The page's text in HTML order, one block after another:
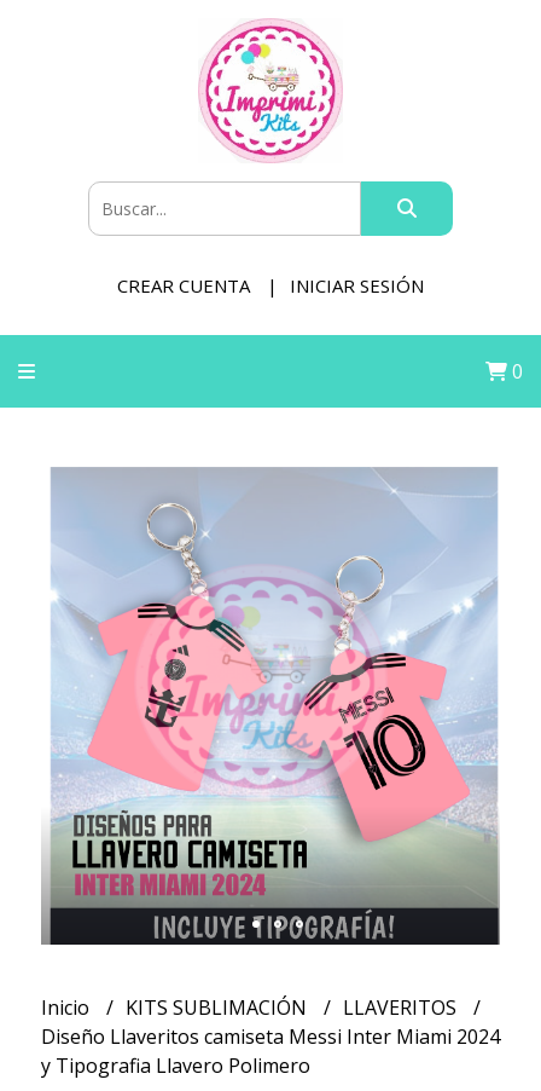
CREAR CUENTA INICIAR SESIÓN
0
Inicio KITS SUBLIMACIÓN
LLAVERITOS
Diseño Llaveritos camiseta Messi Inter Miami 2024
y Tipografia Llavero Polimero